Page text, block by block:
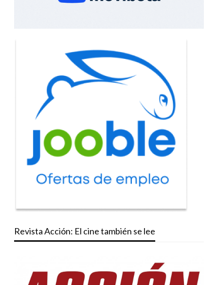
Revista Acción: El cine también se lee